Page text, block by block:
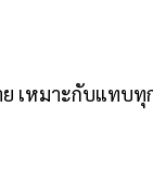
เหมาะกับแทบทุ